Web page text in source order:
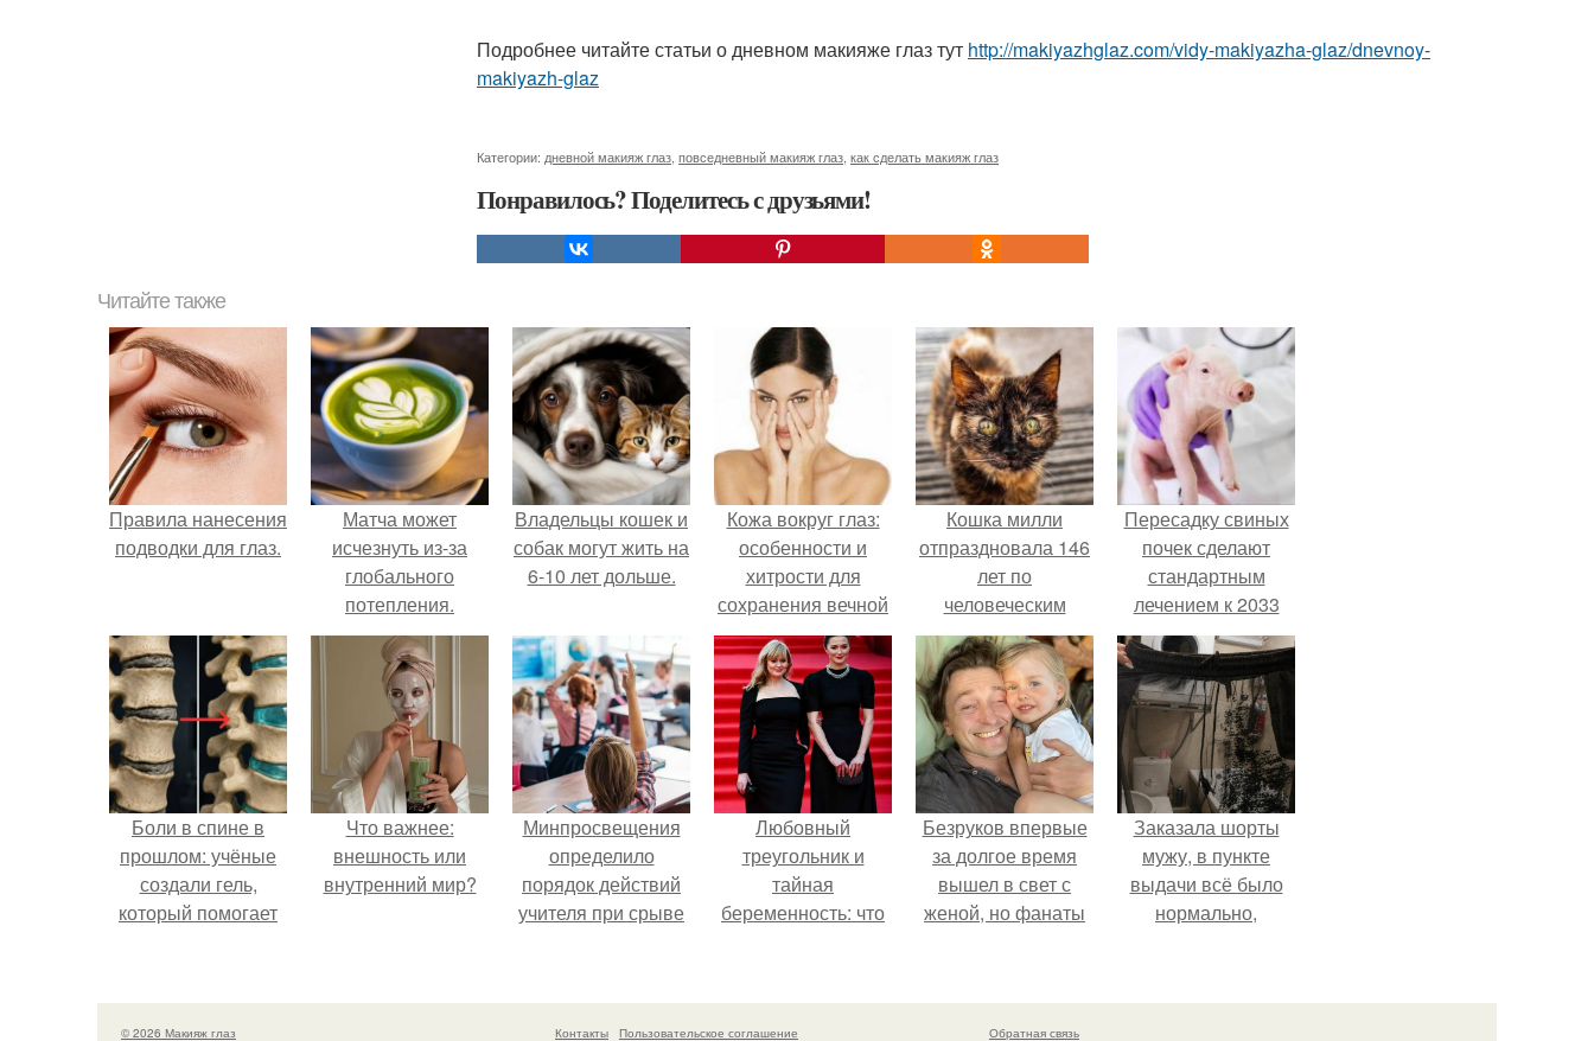
Подробнее читайте статьи о дневном макияже глаз тут http://makiyazhglaz.com/vidy-makiyazha-glaz/dnevnoy-
makiyazh-glaz
Категории: дневной макияж глаз повседневный макияж глаз как сделать макияж глаз
Понравилось? Поделитесь с друзьями!
Читайте также
Правила нанесения
подводки для глаз.
Матча может
исчезнуть из-за
глобального
потепления.
Владельцы кошек и
собак могут жить на
6-10 лет дольше.
Кожа вокруг глаз:
особенности и
хитрости для
сохранения вечной
молодости.
Кошка милли
отпраздновала 146
лет по
человеческим
Меркам и
претендует на
звание самой
старой в мире.
Пересадку свиных
почек сделают
стандартным
лечением к 2033
году в Японии.
Боли в спине в
прошлом: учёные
создали гель,
который помогает
диски.
Что важнее:
внешность или
внутренний мир?
Минпросвещения
определило
порядок действий
учителя при срыве
Любовный
треугольник и
тайная
беременность: что
Михалкова?
Безруков впервые
за долгое время
вышел в свет с
женой, но фанаты
Анны: "какая она
скучная.
Заказала шорты
мужу, в пункте
выдачи всё было
нормально,
предвещало беды.
© 2026 Макияж глаз Контакты Пользовательское соглашение Обратная связь